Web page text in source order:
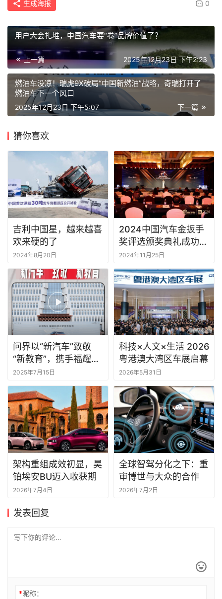
生成海报 0
用户大会扎堆，中国汽车要“卷”品牌价值了？
上一篇 2025年12月23日 下午2:23
燃油车没凉！瑞虎9X破局“中国新燃油”战略，奇瑞打开了
燃油车下一个风口
下一篇
2025年12月23日 下午5:07
猜你喜欢
吉利中国星，越来越喜
欢来硬的了
2024年8月20日
2024中国汽车金扳手
奖评选颁奖典礼成功举
办
2024年11月25日
问界以“新汽车”致敬
“新教育”，携手福耀集
团、福耀科技大学共建
世界级新能源汽车高端
产业链
2025年7月15日
科技×人文×生活 2026
粤港澳大湾区车展启幕
2026年5月31日
架构重组成效初显，昊
铂埃安BU迈入收获期
2026年7月4日
全球智驾分化之下：重
审博世与大众的合作
2026年7月2日
发表回复
*昵称：